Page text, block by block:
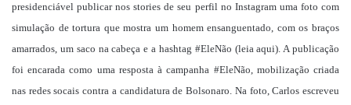
presidenciável publicar nos stories de seu perfil no Instagram uma foto com
simulação de tortura que mostra um homem ensanguentado, com os braços
amarrados, um saco na cabeça e a hashtag #EleNão (leia aqui). A publicação
foi encarada como uma resposta à campanha #EleNão, mobilização criada
nas redes socais contra a candidatura de Bolsonaro. Na foto, Carlos escreveu